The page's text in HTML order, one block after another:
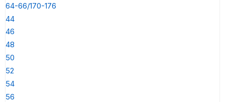
64-66/170-176
44
46
48
50
52
54
56